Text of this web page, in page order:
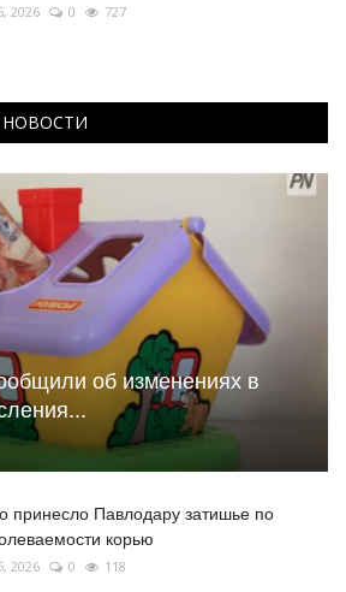
2026 0 727
об изменениях в
принесло Павлодару затишье по
корью
2026 0 118